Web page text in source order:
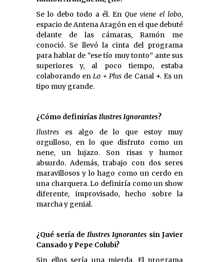
Se lo debo todo a él. En Que viene el lobo,
espacio de Antena Aragón en el que debuté
delante de las cámaras, Ramón me
conoció. Se llevó la cinta del programa
para hablar de “ese tío muy tonto” ante sus
superiores y, al poco tiempo, estaba
colaborando en Lo + Plus de Canal +. Es un
tipo muy grande.
¿Cómo definirías Ilustres Ignorantes?
Ilustres es algo de lo que estoy muy
orgulloso, en lo que disfruto como un
nene, un lujazo. Son risas y humor
absurdo. Además, trabajo con dos seres
maravillosos y lo hago como un cerdo en
una charquera. Lo definiría como un show
diferente, improvisado, hecho sobre la
marcha y genial.
¿Qué sería de Ilustres Ignorantes sin Javier
Cansado y Pepe Colubi?
Sin ellos sería una mierda. El programa